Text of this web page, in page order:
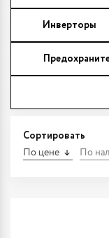
Инверторы
Сортировать
По цене По